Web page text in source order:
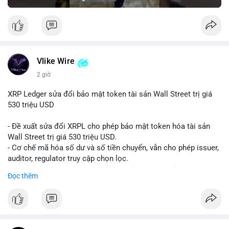
Vlike Wire
2 giờ
XRP Ledger sửa đổi bảo mật token tài sản Wall Street trị giá
530 triệu USD
- Đề xuất sửa đổi XRPL cho phép bảo mật token hóa tài sản
Wall Street trị giá 530 triệu USD.
- Cơ chế mã hóa số dư và số tiền chuyển, vẫn cho phép issuer,
auditor, regulator truy cập chọn lọc.
tài chính.
chức tài chính.
Đọc thêm